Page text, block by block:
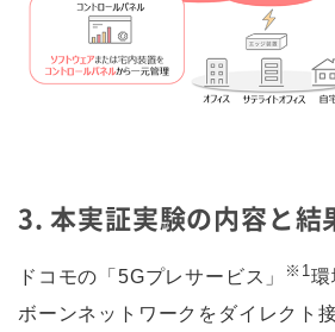
3. 本実証実験の内容と結
ドコモの「5Gプレサービス」 ※1環
ボーンネットワークをダイレクト